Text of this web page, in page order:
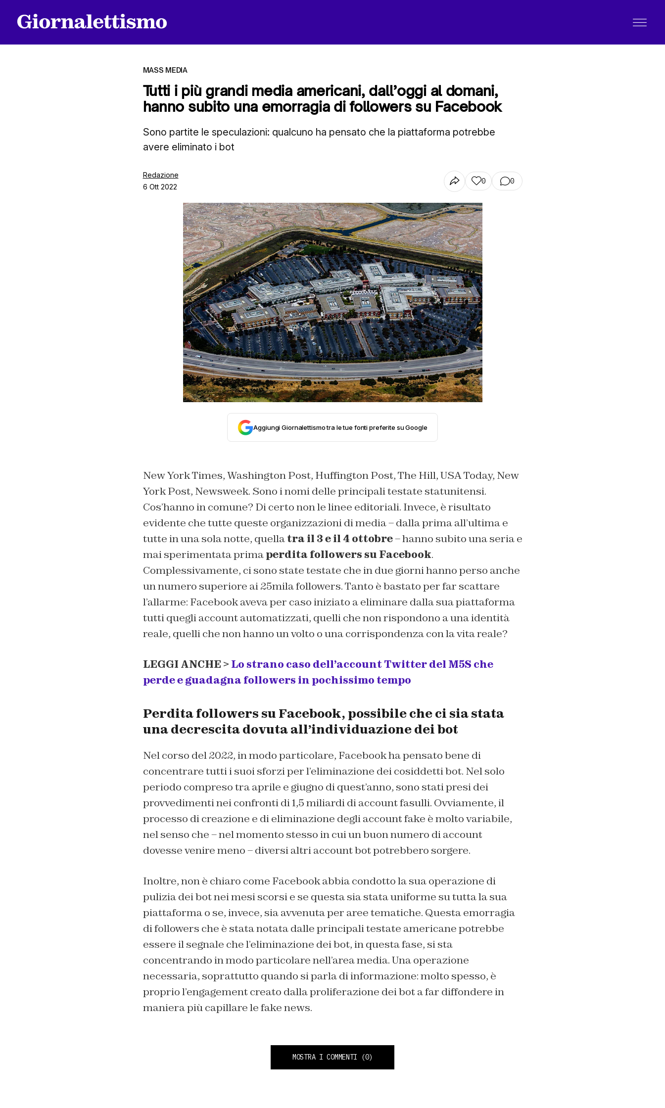
MASS MEDIA
Tutti i più grandi media americani, dall’oggi al domani,
hanno subito una emorragia di followers su Facebook
Sono partite le speculazioni: qualcuno ha pensato che la piattaforma potrebbe
avere eliminato i bot
Redazione
6 Ott 2022
0 0
Aggiungi Giornalettismo tra le tue fonti preferite su Google
New York Times, Washington Post, Huffington Post, The Hill, USA Today, New
York Post, Newsweek. Sono i nomi delle principali testate statunitensi.
Cos’hanno in comune? Di certo non le linee editoriali. Invece, è risultato
evidente che tutte queste organizzazioni di media – dalla prima all’ultima e
tutte in una sola notte, quellatra il 3 e il 4 ottobre– hanno subito una seria e
mai sperimentata primaperdita followers su Facebook.
Complessivamente, ci sono state testate che in due giorni hanno perso anche
un numero superiore ai 25mila followers. Tanto è bastato per far scattare
l’allarme: Facebook aveva per caso iniziato a eliminare dalla sua piattaforma
tutti quegli account automatizzati, quelli che non rispondono a una identità
reale, quelli che non hanno un volto o una corrispondenza con la vita reale?
LEGGI ANCHE > Lo strano caso dell’account Twitter del M5S che
perde e guadagna followers in pochissimo tempo
Perdita followers su Facebook, possibile che ci sia stata
una decrescita dovuta all’individuazione dei bot
Nel corso del 2022, in modo particolare, Facebook ha pensato bene di
concentrare tutti i suoi sforzi per l’eliminazione dei cosiddetti bot. Nel solo
periodo compreso tra aprile e giugno di quest’anno, sono stati presi dei
provvedimenti nei confronti di 1,5 miliardi di account fasulli. Ovviamente, il
processo di creazione e di eliminazione degli account fake è molto variabile,
nel senso che – nel momento stesso in cui un buon numero di account
dovesse venire meno – diversi altri account bot potrebbero sorgere.
Inoltre, non è chiaro come Facebook abbia condotto la sua operazione di
pulizia dei bot nei mesi scorsi e se questa sia stata uniforme su tutta la sua
piattaforma o se, invece, sia avvenuta per aree tematiche. Questa emorragia
di followers che è stata notata dalle principali testate americane potrebbe
essere il segnale che l’eliminazione dei bot, in questa fase, si sta
concentrando in modo particolare nell’area media. Una operazione
necessaria, soprattutto quando si parla di informazione: molto spesso, è
proprio l’engagement creato dalla proliferazione dei bot a far diffondere in
maniera più capillare le fake news.
MOSTRA I COMMENTI (0)